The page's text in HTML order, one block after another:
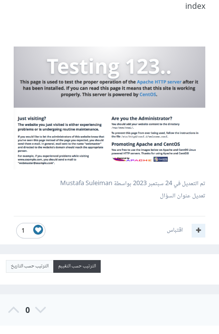
index
تم التعديل في24 سبتمبر 2023
بواسطة Mustafa Suleiman
تعديل عنوان السؤال
1 اقتباس
الترتيب حسب التقييم الترتيب حسب التاريخ
0